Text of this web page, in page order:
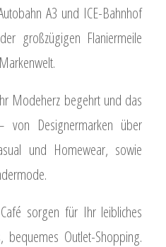
A3 und ICE-Bahnhof
großzügigen Flaniermeile
Modeherz begehrt und das
von Designermarken über
und Homewear, sowie
sorgen für Ihr leibliches
Outlet-Shopping.